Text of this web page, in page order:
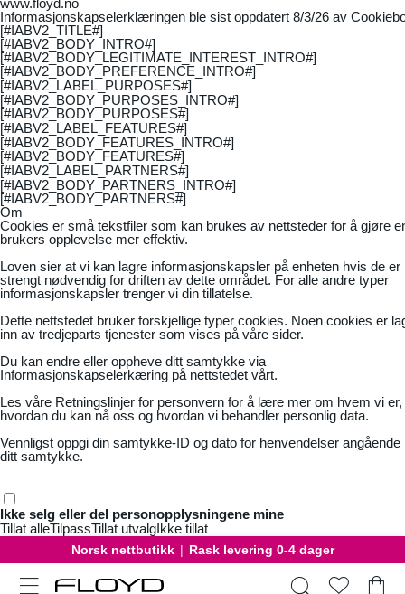
Informasjonskapselerklæringen ble sist oppdatert 8/3/26 av
[#IABV2_TITLE#]
[#IABV2_BODY_INTRO#]
[#IABV2_BODY_LEGITIMATE_INTEREST_INTRO#]
[#IABV2_BODY_PREFERENCE_INTRO#]
[#IABV2_LABEL_PURPOSES#]
[#IABV2_BODY_PURPOSES_INTRO#]
[#IABV2_BODY_PURPOSES#]
[#IABV2_LABEL_FEATURES#]
[#IABV2_BODY_FEATURES_INTRO#]
[#IABV2_BODY_FEATURES#]
[#IABV2_LABEL_PARTNERS#]
[#IABV2_BODY_PARTNERS_INTRO#]
[#IABV2_BODY_PARTNERS#]
Om
Cookies er små tekstfiler som kan brukes av nettsteder for å gjøre
brukers opplevelse mer effektiv.
Loven sier at vi kan lagre informasjonskapsler på enheten hvis de er
strengt nødvendig for driften av dette området. For alle andre typer
informasjonskapsler trenger vi din tillatelse.
Dette nettstedet bruker forskjellige typer cookies. Noen cookies er
inn av tredjeparts tjenester som vises på våre sider.
Du kan endre eller oppheve ditt samtykke via
Informasjonskapselerkæring på nettstedet vårt.
Les våre Retningslinjer for personvern for å lære mer om hvem vi er,
hvordan du kan nå oss og hvordan vi behandler personlig data.
Vennligst oppgi din samtykke-ID og dato for henvendelser angående
ditt samtykke.
Ikke selg eller del personopplysningene mine
Tillat alleTilpassTillat utvalgIkke tillat
Norsk nettbutikk | Rask levering 0-4 dager